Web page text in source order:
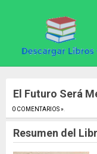
El Futuro Será
0 COMENTARIOS ».
Resumen del